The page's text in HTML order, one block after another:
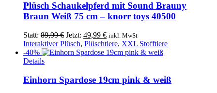
Plüsch Schaukelpferd mit Sound Brauny
Braun Weiß 75 cm – knorr toys 40500
Statt: 89,99€ Ursprünglicher
Preis
war:
Jetzt: 49,99 €Aktueller
Preis
ist:
inkl. MwSt
Interaktiver Plüsch, Plüschtiere, XXL Stofftiere
-40%
DetailsDieses
weist
mehrere
Einhorn Spardose 19cm pink & weiß